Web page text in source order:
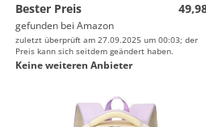
Bester Preis
gefunden bei Amazon
zuletzt überprüft am 27.09.2025 um 00:03; der
Preis kann sich seitdem geändert haben.
Keine weiteren Anbieter